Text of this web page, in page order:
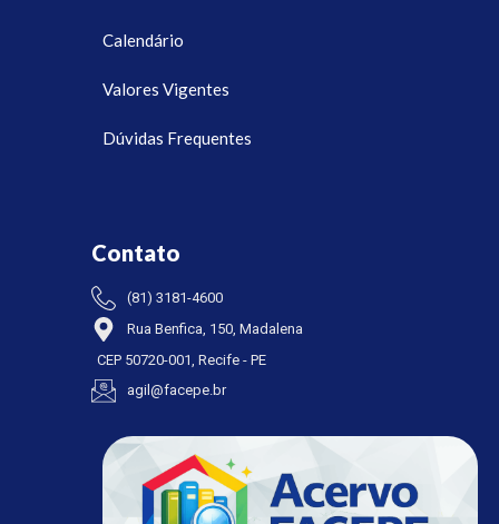
Calendário
Valores Vigentes
Dúvidas Frequentes
Contato
(81) 3181-4600
Rua Benfica, 150, Madalena
CEP 50720-001, Recife - PE
agil@facepe.br